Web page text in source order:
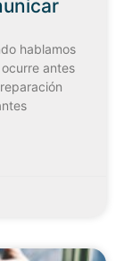
hablamos
antes